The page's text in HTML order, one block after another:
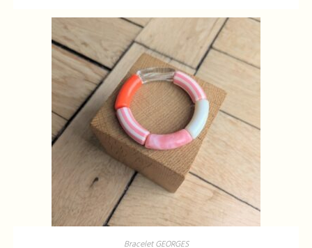
AJOUTER AU PANIER
Bracelet GEORGES